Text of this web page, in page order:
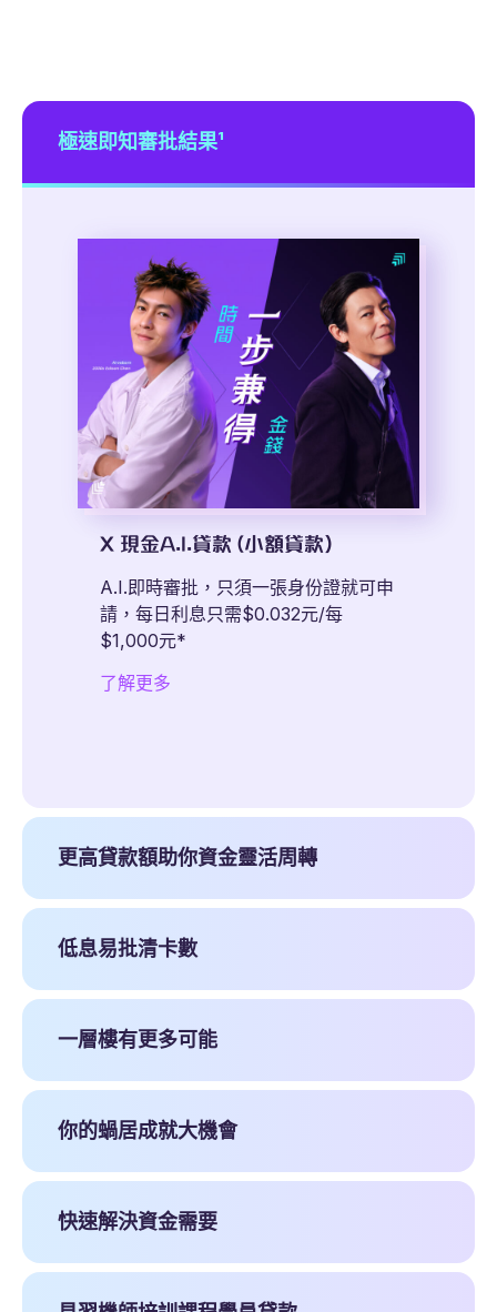
極速即知審批結果¹
X 現金A.I.貸款 (小額貸款）
A.I.即時審批，只須一張身份證就可申
請，每日利息只需$0.032元/每
$1,000元*
了解更多
更高貸款額助你資金靈活周轉
低息易批清卡數
一層樓有更多可能
你的蝸居成就大機會
快速解決資金需要